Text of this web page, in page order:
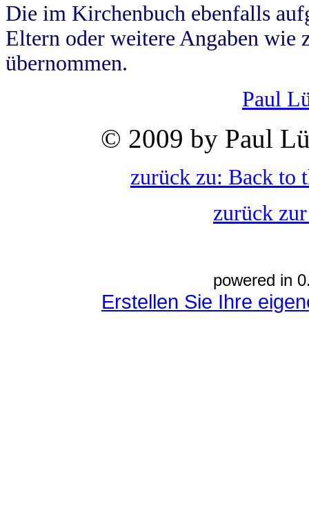
Die im Kirchenbuch ebenfalls
Eltern oder weitere Angaben wie
übernommen.
Paul
© 2009 by Paul
zurück zu: Back to
zurück
powered in
Erstellen Sie Ihre